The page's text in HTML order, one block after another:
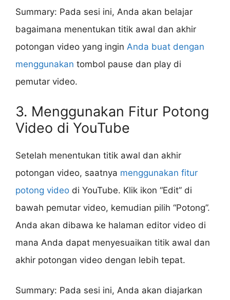
Summary: Pada sesi ini, Anda akan belajar
bagaimana menentukan titik awal dan akhir
potongan video yang ingin Anda buat dengan
menggunakan tombol pause dan play di
pemutar video.
3. Menggunakan Fitur Potong
Video di YouTube
Setelah menentukan titik awal dan akhir
potongan video, saatnya menggunakan fitur
potong video di YouTube. Klik ikon “Edit” di
bawah pemutar video, kemudian pilih “Potong”.
Anda akan dibawa ke halaman editor video di
mana Anda dapat menyesuaikan titik awal dan
akhir potongan video dengan lebih tepat.
Summary: Pada sesi ini, Anda akan diajarkan